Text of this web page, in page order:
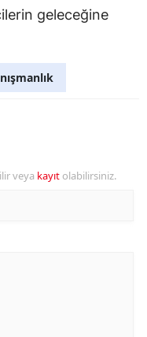
geleceğine
veya kayıt olabilirsiniz.